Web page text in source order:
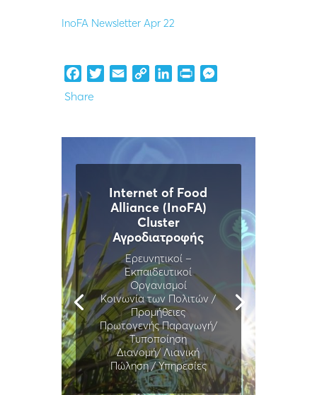
InoFA Newsletter Apr 22
FacebookTwitterEmail Copy
LinkedIn
Print
Share
Internet of Food
Alliance (InoFA)
Cluster
Αγροδιατροφής
Ερευνητικοί –
Εκπαιδευτικοί
Οργανισμοί
Κοινωνία των Πολιτών /
Προμήθειες
Πρωτογενής Παραγωγή/
Τυποποίηση
Διανομή/ Λιανική
Πώληση / Υπηρεσίες